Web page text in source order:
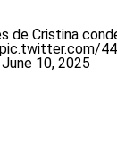
de Cristina
pic.twitter.com/
June 10, 2025